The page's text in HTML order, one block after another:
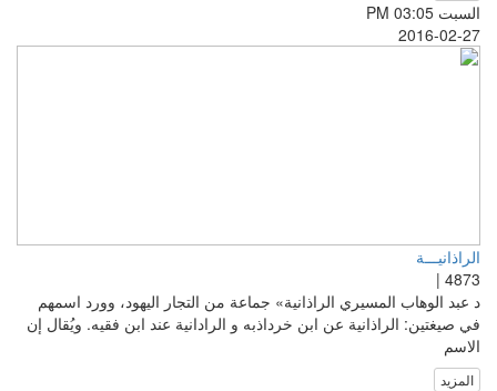
السبت PM 03:05
2016-02-27
الراذانيـــة
4873 |
د عبد الوهاب المسيري الراذانية» جماعة من التجار اليهود، وورد اسمهم
في صيغتين: الراذانية عن ابن خرداذبه و الرادانية عند ابن فقيه. ويُقال إن
الاسم
المزيد